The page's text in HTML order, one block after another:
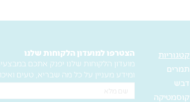
קטגוריות
תמרים
דבש
קוסמטיקה
הצטרפו למועדון הלקוחות שלנו
מועדון הלקוחות שלנו יפנק אתכם
ומידע מעניין על כל מה שבריא, טעים
שם